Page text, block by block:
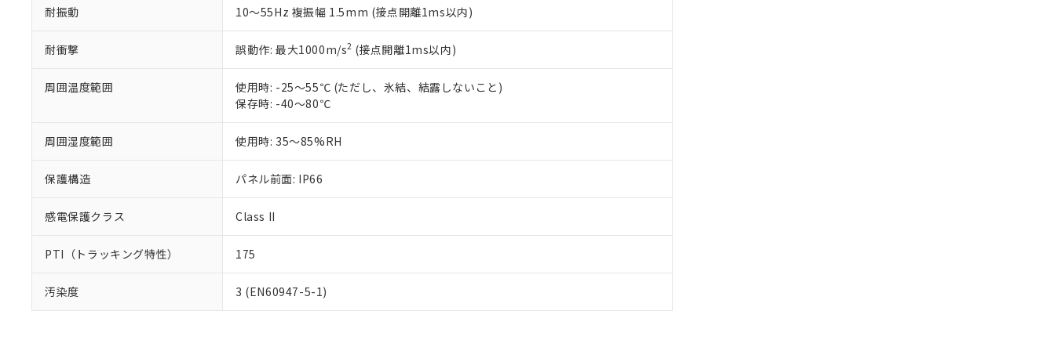
耐振動 10～55Hz 複振幅 1.5mm (接点開離1ms以内)
耐衝撃 誤動作: 最大1000m/s2 (接点開離1ms以内)
周囲温度範囲
使用時: -25～55℃ (ただし、氷結、結露しないこと)
保存時: -40～80℃
周囲湿度範囲 使用時: 35～85%RH
保護構造 パネル前面: IP66
感電保護クラス Class II
PTI（トラッキング特性） 175
汚染度 3 (EN60947-5-1)